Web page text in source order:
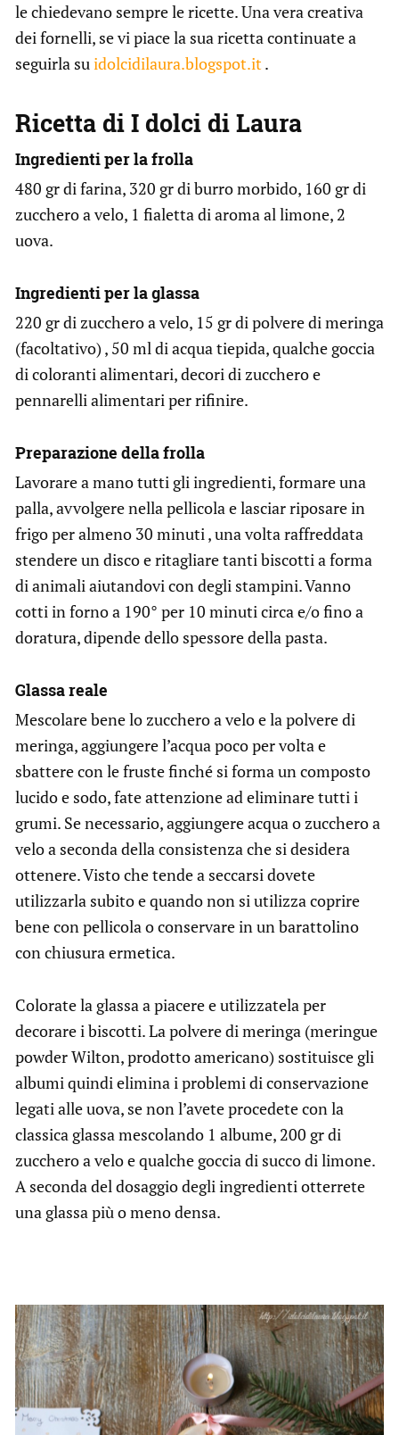
le chiedevano sempre le ricette. Una vera creativa
dei fornelli, se vi piace la sua ricetta continuate a
seguirla suidolcidilaura.blogspot.it.
Ricetta di I dolci di Laura
Ingredienti per la frolla
480 gr di farina, 320 gr di burro morbido, 160 gr di
zucchero a velo, 1 fialetta di aroma al limone, 2
uova.
Ingredienti per la glassa
220 gr di zucchero a velo, 15 gr di polvere di meringa
(facoltativo) , 50 ml di acqua tiepida, qualche goccia
di coloranti alimentari, decori di zucchero e
pennarelli alimentari per rifinire.
Preparazione della frolla
Lavorare a mano tutti gli ingredienti, formare una
palla, avvolgere nella pellicola e lasciar riposare in
frigo per almeno 30 minuti , una volta raffreddata
stendere un disco e ritagliare tanti biscotti a forma
di animali aiutandovi con degli stampini. Vanno
cotti in forno a 190° per 10 minuti circa e/o fino a
doratura, dipende dello spessore della pasta.
Glassa reale
Mescolare bene lo zucchero a velo e la polvere di
meringa, aggiungere l’acqua poco per volta e
sbattere con le fruste finché si forma un composto
lucido e sodo, fate attenzione ad eliminare tutti i
grumi. Se necessario, aggiungere acqua o zucchero a
velo a seconda della consistenza che si desidera
ottenere. Visto che tende a seccarsi dovete
utilizzarla subito e quando non si utilizza coprire
bene con pellicola o conservare in un barattolino
con chiusura ermetica.
Colorate la glassa a piacere e utilizzatela per
decorare i biscotti. La polvere di meringa (meringue
powder Wilton, prodotto americano) sostituisce gli
albumi quindi elimina i problemi di conservazione
legati alle uova, se non l’avete procedete con la
classica glassa mescolando 1 albume, 200 gr di
zucchero a velo e qualche goccia di succo di limone.
A seconda del dosaggio degli ingredienti otterrete
una glassa più o meno densa.